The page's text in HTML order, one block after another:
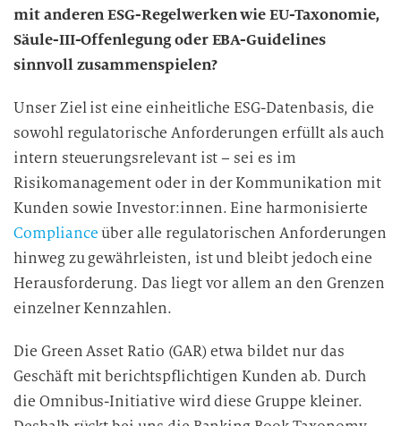
mit anderen ESG-Regelwerken wie EU-Taxonomie,
Säule-III-Offenlegung oder EBA-Guidelines
sinnvoll zusammenspielen?
Unser Ziel ist eine einheitliche ESG-Datenbasis, die
sowohl regulatorische Anforderungen erfüllt als auch
intern steuerungsrelevant ist – sei es im
Risikomanagement oder in der Kommunikation mit
Kunden sowie Investor:innen. Eine harmonisierte
Complianceüber alle regulatorischen Anforderungen
hinweg zu gewährleisten, ist und bleibt jedoch eine
Herausforderung. Das liegt vor allem an den Grenzen
einzelner Kennzahlen.
Die Green Asset Ratio (GAR) etwa bildet nur das
Geschäft mit berichtspflichtigen Kunden ab. Durch
die Omnibus-Initiative wird diese Gruppe kleiner.